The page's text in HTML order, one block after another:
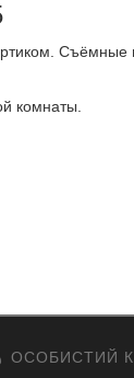
Съёмные
комнаты.
ОСОБИСТИЙ